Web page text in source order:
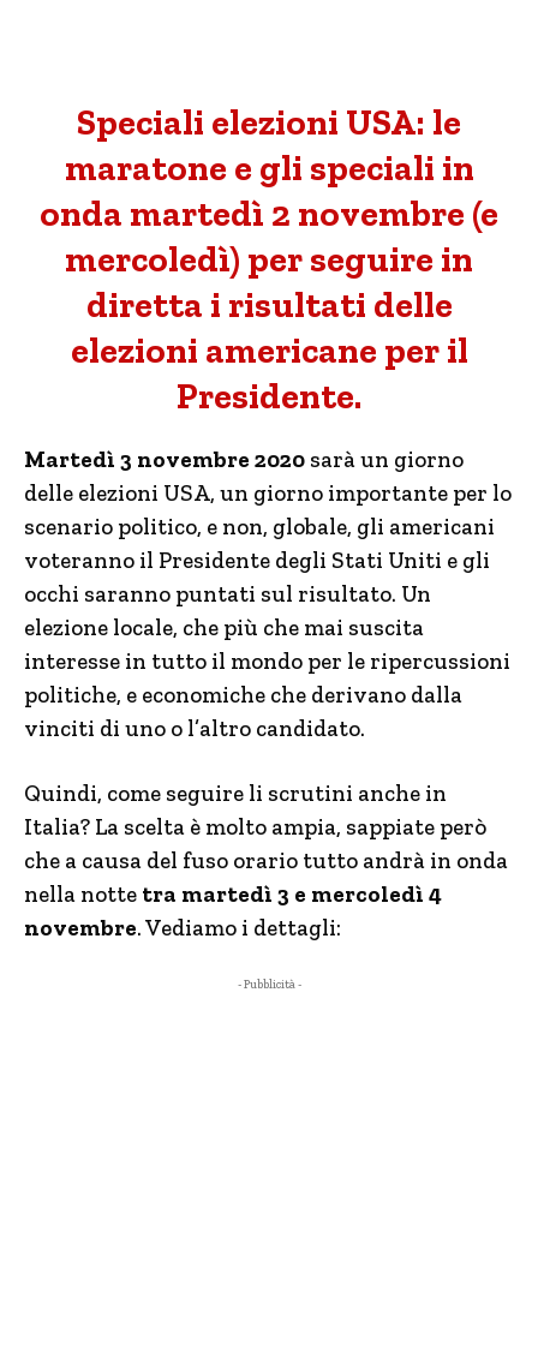
Speciali elezioni USA: le
maratone e gli speciali in
onda martedì 2 novembre (e
mercoledì) per seguire in
diretta i risultati delle
elezioni americane per il
Presidente.
Martedì 3 novembre 2020 sarà un giorno
delle elezioni USA, un giorno importante per lo
scenario politico, e non, globale, gli americani
voteranno il Presidente degli Stati Uniti e gli
occhi saranno puntati sul risultato. Un
elezione locale, che più che mai suscita
interesse in tutto il mondo per le ripercussioni
politiche, e economiche che derivano dalla
vinciti di uno o l’altro candidato.
Quindi, come seguire li scrutini anche in
Italia? La scelta è molto ampia, sappiate però
che a causa del fuso orario tutto andrà in onda
nella notte tra martedì 3 e mercoledì 4
novembre. Vediamo i dettagli:
- Pubblicità -